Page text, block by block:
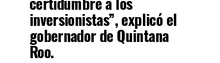
inversionistas”, explicó el
gobernador de Quintana
Roo.